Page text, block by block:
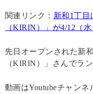
関連リンク： 新和1丁目
（KIRIN）」が4/12（
先日オープンされた新
（KIRIN）」さんでラ
動画はYoutubeチャン